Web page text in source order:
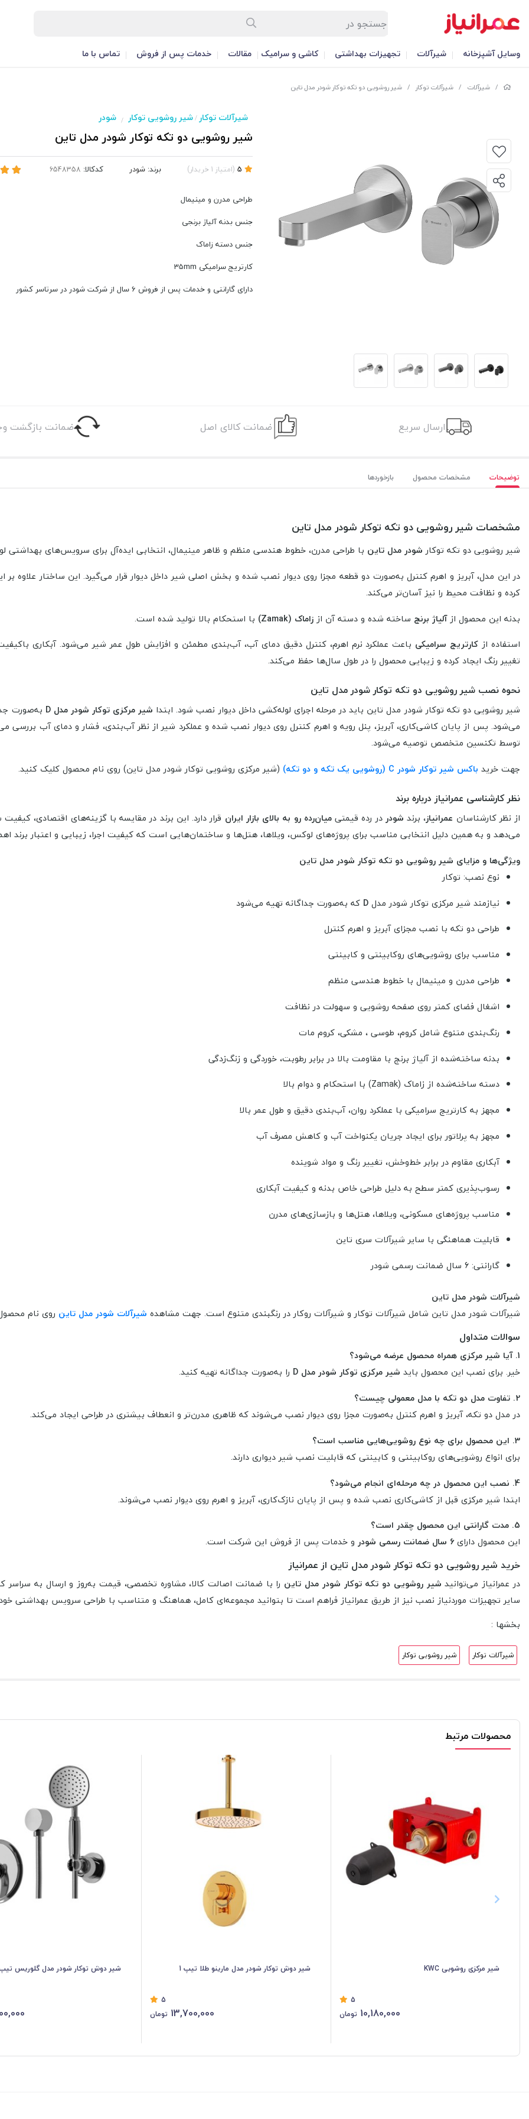
وسایل آشپزخانه شیرآلات تجهیزات بهداشتی کاشی و سرامیک مقالات خدمات پس از فروش تماس با ما
/ شیرآلات / شیرآلات توکار / شیر روشویی دو تکه توکار شودر مدل تاین
شیرآلات توکار/شیر روشویی توکار / شودر
شیر روشویی دو تکه توکار شودر مدل تاین
(امتیاز 1 خریدار) برند: شودر کدکالا:
طراحی مدرن و مینیمال
جنس بدنه آلیاژ برنجی
جنس دسته زاماک
کارتریج سرامیکی 35mm
دارای گارانتی و خدمات پس از فروش 6 سال از شرکت شودر در سرتاسر کشور
ارسال سریع ضمانت کالای اصل ضمانت بازگشت
توضیحات مشخصات محصول بازخوردها
مشخصات شیر روشویی دو تکه توکار شودر مدل تاین
شیر روشویی دو تکه توکار شودر مدل تاین با طراحی مدرن، خطوط هندسی منظم و ظاهر مینیمال، انتخابی ایده‌آل برای سرویس‌های
در این مدل، آبریز و اهرم کنترل به‌صورت دو قطعه مجزا روی دیوار نصب شده و بخش اصلی شیر داخل دیوار قرار می‌گیرد. این ساختار علاوه
کرده و نظافت محیط را نیز آسان‌تر می‌کند.
بدنه این محصول ازآلیاژ برنج ساخته شده و دسته آن از زاماک (Zamak)
با استحکام بالا تولید شده است.
استفاده از کارتریج سرامیکی باعث عملکرد نرم اهرم، کنترل دقیق دمای آب، آب‌بندی مطمئن و افزایش طول عمر شیر می‌شود. آبکاری
تغییر رنگ ایجاد کرده و زیبایی محصول را در طول سال‌ها حفظ می‌کند.
نحوه نصب شیر روشویی دو تکه توکار شودر مدل تاین
شیر روشویی دو تکه توکار شودر مدل تاین باید در مرحله اجرای لوله‌کشی داخل دیوار نصب شود. ابتدا شیر مرکزی توکار شودر مدل D به‌صورت
می‌شود. پس از پایان کاشی‌کاری، آبریز، پنل رویه و اهرم کنترل روی دیوار نصب شده و عملکرد شیر از نظر آب‌بندی، فشار و دمای آب بررسی
توسط تکنسین متخصص توصیه می‌شود.
جهت خرید باکس شیر توکار شودر C (روشویی یک تکه و دو تکه) (شیر مرکزی روشویی توکار شودر مدل تاین) روی نام محصول کلیک کنید.
نظر کارشناسی عمرانیاز درباره برند
از نظر کارشناسان عمرانیاز، برند شودر در رده قیمتی میان‌رده رو به بالای بازار ایران قرار دارد. این برند در مقایسه با گزینه‌های اقتصادی،
می‌دهد و به همین دلیل انتخابی مناسب برای پروژه‌های لوکس، ویلاها، هتل‌ها و ساختمان‌هایی است که کیفیت اجرا، زیبایی و اعتبار برند
ویژگی‌ها و مزایای شیر روشویی دو تکه توکار شودر مدل تاین
نوع نصب: توکار
نیازمند شیر مرکزی توکار شودر مدل D که به‌صورت جداگانه تهیه می‌شود
طراحی دو تکه با نصب مجزای آبریز و اهرم کنترل
مناسب برای روشویی‌های روکابینتی و کابینتی
طراحی مدرن و مینیمال با خطوط هندسی منظم
اشغال فضای کمتر روی صفحه روشویی و سهولت در نظافت
رنگ‌بندی متنوع شامل کروم، طوسی ، مشکی، کروم مات
بدنه ساخته‌شده از آلیاژ برنج با مقاومت بالا در برابر رطوبت، خوردگی و زنگ‌زدگی
دسته ساخته‌شده از زاماک (Zamak) با استحکام و دوام بالا
مجهز به کارتریج سرامیکی با عملکرد روان، آب‌بندی دقیق و طول عمر بالا
مجهز به پرلاتور برای ایجاد جریان یکنواخت آب و کاهش مصرف آب
آبکاری مقاوم در برابر خط‌وخش، تغییر رنگ و مواد شوینده
رسوب‌پذیری کمتر سطح به دلیل طراحی خاص بدنه و کیفیت آبکاری
مناسب پروژه‌های مسکونی، ویلاها، هتل‌ها و بازسازی‌های مدرن
قابلیت هماهنگی با سایر شیرآلات سری تاین
گارانتی: 6 سال ضمانت رسمی شودر
شیرآلات شودر مدل تاین
شیرآلات شودر مدل تاین شامل شیرآلات توکار و شیرآلات روکار در رنگبندی متنوع است. جهت مشاهده شیرآلات شودر مدل تاین روی نام
سوالات متداول
1. آیا شیر مرکزی همراه محصول عرضه می‌شود؟
خیر. برای نصب این محصول باید شیر مرکزی توکار شودر مدل D
را به‌صورت جداگانه تهیه کنید.
2. تفاوت مدل دو تکه با مدل معمولی چیست؟
در مدل دو تکه، آبریز و اهرم کنترل به‌صورت مجزا روی دیوار نصب می‌شوند که ظاهری مدرن‌تر و انعطاف بیشتری در طراحی ایجاد می‌کند.
3. این محصول برای چه نوع روشویی‌هایی مناسب است؟
برای انواع روشویی‌های روکابینتی و کابینتی که قابلیت نصب شیر دیواری دارند.
4. نصب این محصول در چه مرحله‌ای انجام می‌شود؟
ابتدا شیر مرکزی قبل از کاشی‌کاری نصب شده و پس از پایان نازک‌کاری، آبریز و اهرم روی دیوار نصب می‌شوند.
5. مدت گارانتی این محصول چقدر است؟
این محصول دارای6 سال ضمانت رسمی شودر و خدمات پس از فروش این شرکت است.
خرید شیر روشویی دو تکه توکار شودر مدل تاین از عمرانیاز
در عمرانیاز می‌توانید شیر روشویی دو تکه توکار شودر مدل تاین را با ضمانت اصالت کالا، مشاوره تخصصی، قیمت به‌روز و ارسال به سراسر
سایر تجهیزات موردنیاز نصب نیز از طریق عمرانیاز فراهم است تا بتوانید مجموعه‌ای کامل، هماهنگ و متناسب با طراحی سرویس بهداشتی
بخشها :
شیرآلات توکار شیر روشویی توکار
محصولات مرتبط
شیر مرکزی روشویی KWC
5
10,180,000 تومان
شیر دوش توکار شودر مدل مارینو طلا تیپ 1
5
13,700,000 تومان
شیر دوش توکار شودر مدل گلوریس تیپ